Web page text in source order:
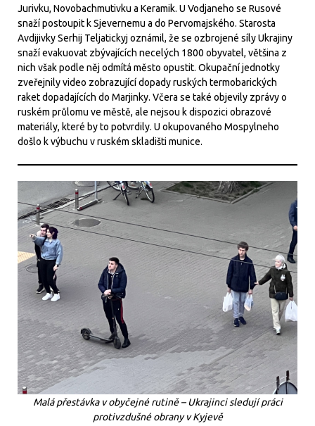
Jurivku, Novobachmutivku a Keramik. U Vodjaneho se Rusové
snaží postoupit k Sjevernemu a do Pervomajského. Starosta
Avdijivky Serhij Teljatickyj oznámil, že se ozbrojené síly Ukrajiny
snaží evakuovat zbývajících necelých 1800 obyvatel, většina z
nich však podle něj odmítá město opustit. Okupační jednotky
zveřejnily video zobrazující dopady ruských termobarických
raket dopadajících do Marjinky. Včera se také objevily zprávy o
ruském průlomu ve městě, ale nejsou k dispozici obrazové
materiály, které by to potvrdily. U okupovaného Mospylneho
došlo k výbuchu v ruském skladišti munice.
Malá přestávka v obyčejné rutině – Ukrajinci sledují práci
protivzdušné obrany v Kyjevě